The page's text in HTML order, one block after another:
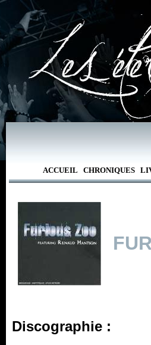
ACCUEIL CHRONIQUES
Discographie :